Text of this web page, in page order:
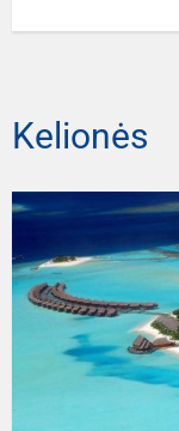
Kelionės